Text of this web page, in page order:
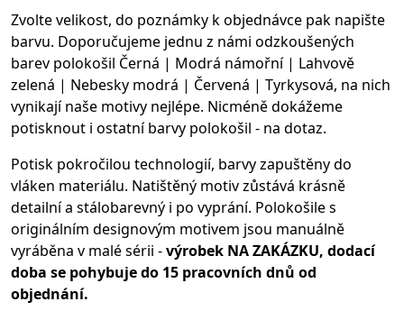
Zvolte velikost, do poznámky k objednávce pak napište
barvu. Doporučujeme jednu z námi odzkoušených
barev polokošil Černá | Modrá námořní | Lahvově
zelená | Nebesky modrá | Červená | Tyrkysová, na nich
vynikají naše motivy nejlépe. Nicméně dokážeme
potisknout i ostatní barvy polokošil - na dotaz.
Potisk pokročilou technologií, barvy zapuštěny do
vláken materiálu. Natištěný motiv zůstává krásně
detailní a stálobarevný i po vyprání. Polokošile s
originálním designovým motivem jsou manuálně
vyráběna v malé sérii -výrobek NA ZAKÁZKU, dodací
doba se pohybuje do 15 pracovních dnů od
objednání.